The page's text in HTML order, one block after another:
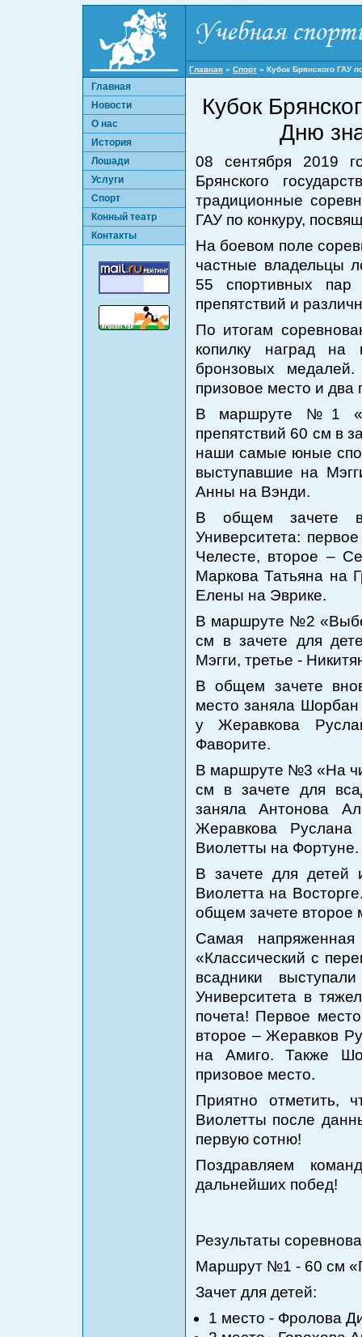
Главная » Спорт » Кубок Брянского ГАУ
Главная
Новости
О нас
История
Лошади
Услуги
Спорт
Конный театр
Контакты
Кубок
Дню
08 сентября 2019
Брянского
традиционные
ГАУ по конкуру,
На боевом поле
частные владельцы
55 спортивных
препятствий и
По итогам
копилку наград
бронзовых
призовое место и два
В маршруте №1
препятствий 60 см в
наши самые юные
выступавшие на
Анны на Вэнди.
В общем зачете
Университета:
Челесте, второе –
Маркова Татьяна на
Елены на Эврике.
В маршруте №2
см в зачете для
Мэгги, третье -
В общем зачете
место заняла
у Жеравкова
Фаворите.
В маршруте №3 «На
см в зачете для
заняла Антонова
Жеравкова
Виолетты на Фортуне.
В зачете для детей
Виолетта на
общем зачете второе
Самая
«Классический с
всадники
Университета в
почета! Первое
второе – Жеравков
на Амиго. Также
призовое место.
Приятно отметить,
Виолетты после
первую сотню!
Поздравляем
дальнейших побед!
Результаты
Маршрут №1 - 60 см
Зачет для детей:
1 место - Фролова